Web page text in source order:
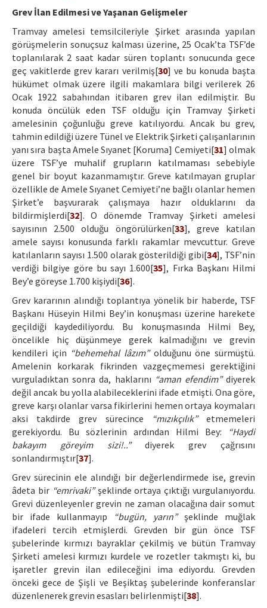
Grev İlan Edilmesi ve Yaşanan Gelişmeler
Tramvay amelesi temsilcileriyle Şirket arasında yapılan
görüşmelerin sonuçsuz kalması üzerine, 25 Ocak’ta TSF’de
toplanılarak 2 saat kadar süren toplantı sonucunda gece
geç vakitlerde grev kararı verilmiş[30] ve bu konuda başta
hükümet olmak üzere ilgili makamlara bilgi verilerek 26
Ocak 1922 sabahından itibaren grev ilan edilmiştir. Bu
konuda öncülük eden TSF olduğu için Tramvay Şirketi
amelesinin çoğunluğu greve katılıyordu. Ancak bu grev,
tahmin edildiği üzere Tünel ve Elektrik Şirketi çalışanlarının
yanı sıra başta Amele Sıyanet [Koruma] Cemiyeti[31] olmak
üzere TSF’ye muhalif grupların katılmaması sebebiyle
genel bir boyut kazanmamıştır. Greve katılmayan gruplar
özellikle de Amele Sıyanet Cemiyeti’ne bağlı olanlar hemen
Şirket’e başvurarak çalışmaya hazır olduklarını da
bildirmişlerdi[32]. O dönemde Tramvay Şirketi amelesi
sayısının 2.500 olduğu öngörülürken[33], greve katılan
amele sayısı konusunda farklı rakamlar mevcuttur. Greve
katılanların sayısı 1.500 olarak gösterildiği gibi[34], TSF’nin
verdiği bilgiye göre bu sayı 1.600[35], Fırka Başkanı Hilmi
Bey’e göreyse 1.700 kişiydi[36].
Grev kararının alındığı toplantıya yönelik bir haberde, TSF
Başkanı Hüseyin Hilmi Bey’in konuşması üzerine harekete
geçildiği kaydediliyordu. Bu konuşmasında Hilmi Bey,
öncelikle hiç düşünmeye gerek kalmadığını ve grevin
kendileri için “behemehal lâzım”olduğunu öne sürmüştü.
Amelenin korkarak fikrinden vazgeçmemesi gerektiğini
vurguladıktan sonra da, haklarını “aman efendim”diyerek
değil ancak bu yolla alabileceklerini ifade etmişti. Ona göre,
greve karşı olanlar varsa fikirlerini hemen ortaya koymaları
aksi takdirde grev sürecince
“mızıkçılık”etmemeleri
gerekiyordu. Bu sözlerinin ardından Hilmi Bey:
“Haydi
bakayım göreyim sizi!..”diyerek grev çağrısını
sonlandırmıştır[37].
Grev sürecinin ele alındığı bir değerlendirmede ise, grevin
âdeta bir “emrivaki”şeklinde ortaya çıktığı vurgulanıyordu.
Grevi düzenleyenler grevin ne zaman olacağına dair somut
bir ifade kullanmayıp
“bugün, yarın”şeklinde muğlak
ifadeleri tercih etmişlerdi. Grevden bir gün önce TSF
şubelerinde kırmızı bayraklar çekilmiş ve bütün Tramvay
Şirketi amelesi kırmızı kurdele ve rozetler takmıştı ki, bu
işaretler grevin ilan edileceğini ima ediyordu. Grevden
önceki gece de Şişli ve Beşiktaş şubelerinde konferanslar
düzenlenerek grevin esasları belirlenmişti[38].